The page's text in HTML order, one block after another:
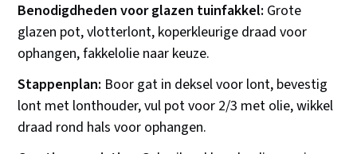
Benodigdheden voor glazen tuinfakkel: Grote
glazen pot, vlotterlont, koperkleurige draad voor
ophangen, fakkelolie naar keuze.
Stappenplan: Boor gat in deksel voor lont, bevestig
lont met lonthouder, vul pot voor 2/3 met olie, wikkel
draad rond hals voor ophangen.